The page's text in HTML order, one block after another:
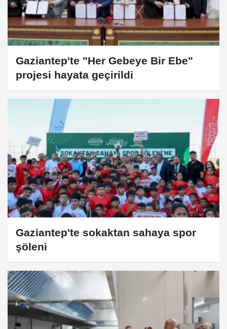
Gaziantep'te "Her Gebeye Bir Ebe"
projesi hayata geçirildi
Gaziantep'te sokaktan sahaya spor
şöleni